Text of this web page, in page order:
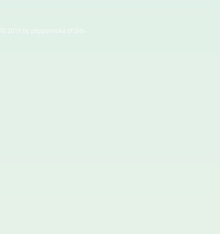
© 2019 by popponooka of Site.